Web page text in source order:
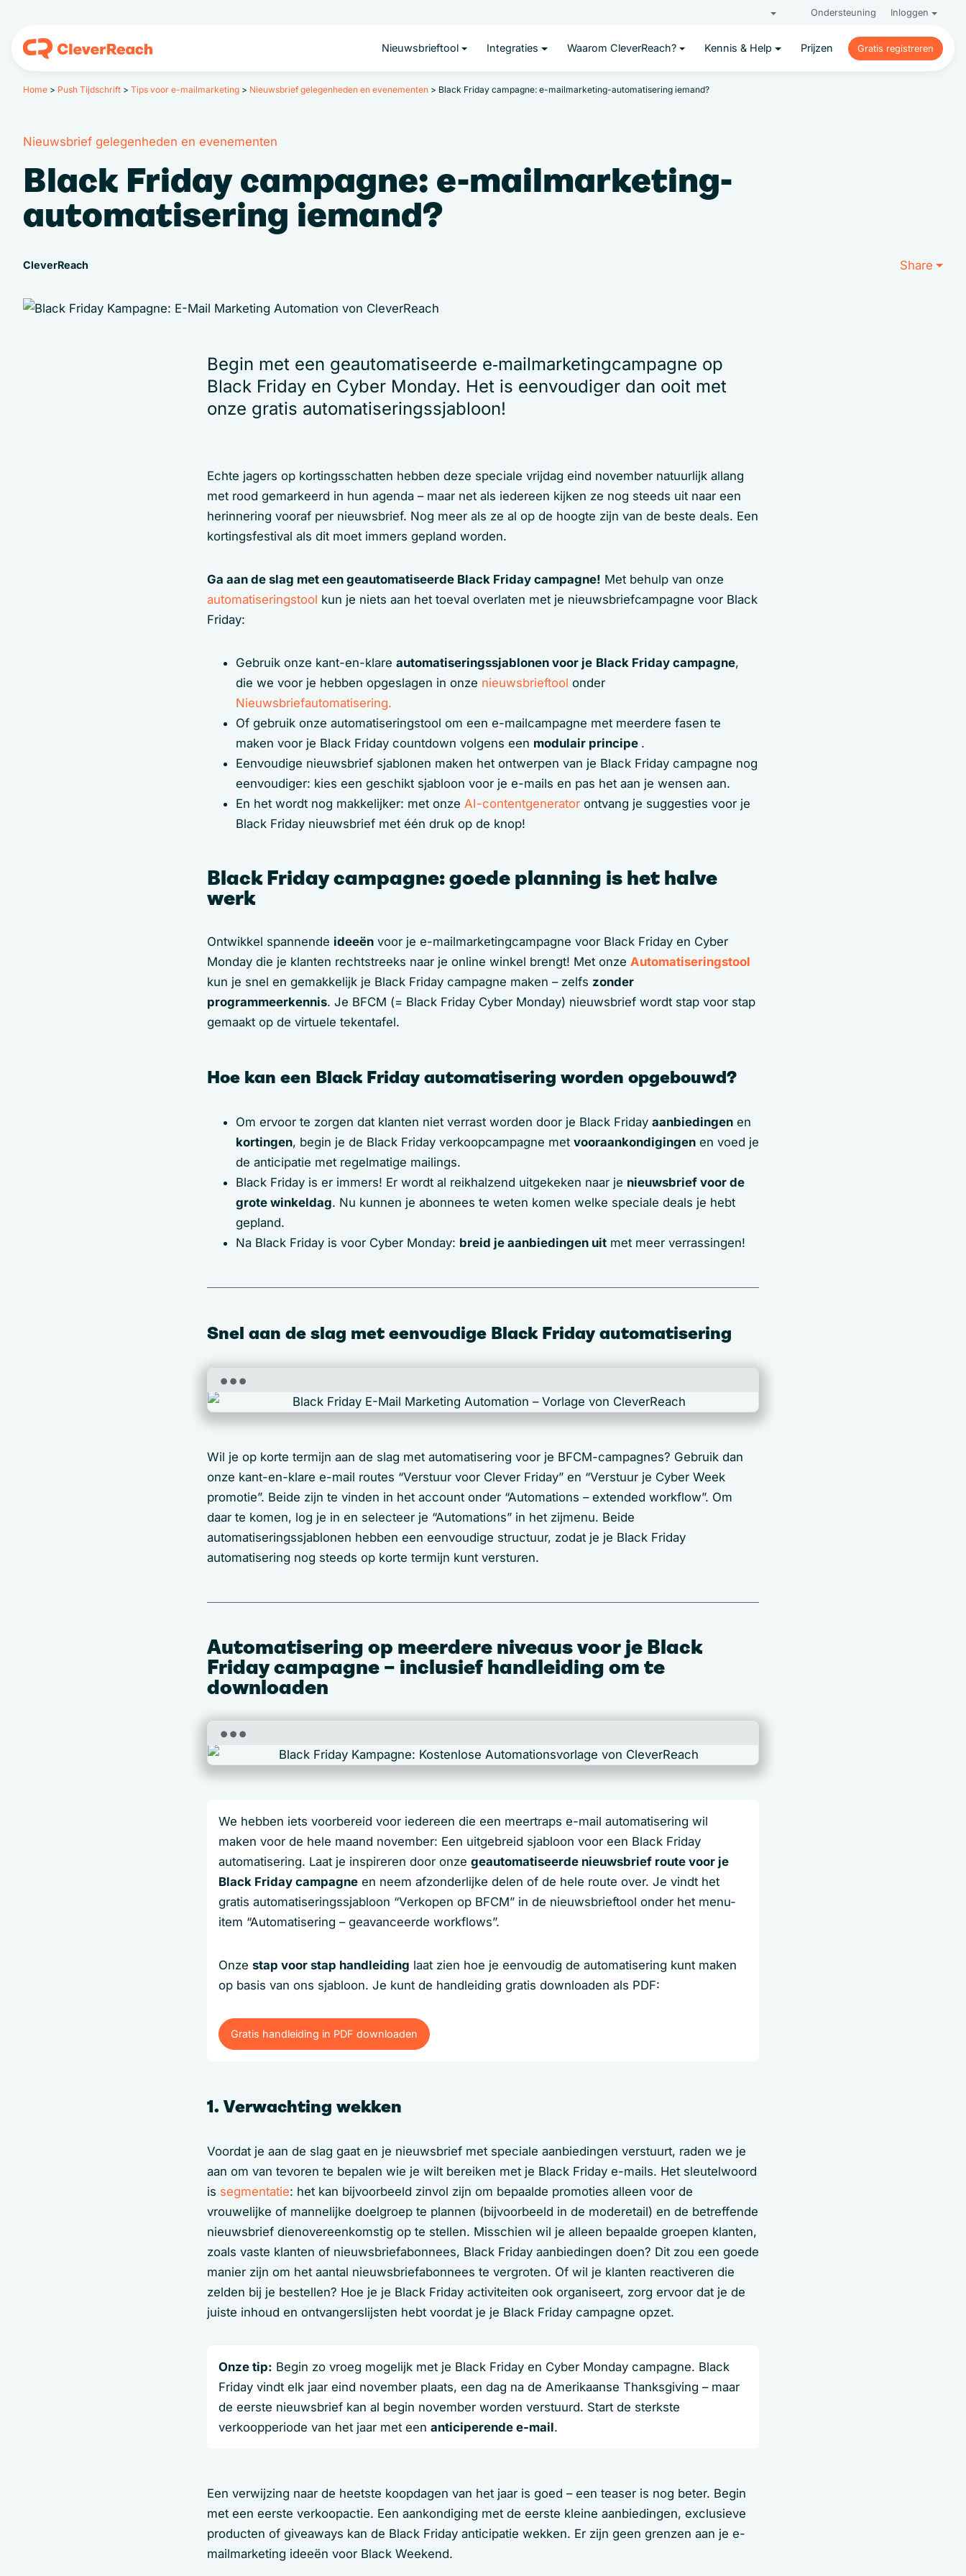
Ondersteuning Inloggen
Nieuwsbrieftool Integraties Waarom CleverReach? Kennis & Help Prijzen
Gratis registreren
Gratis registreren
Home > Push Tijdschrift > Tips voor e-mailmarketing > Nieuwsbrief gelegenheden en evenementen > Black Friday campagne: e-mailmarketing-automatisering iemand?
Nieuwsbrief gelegenheden en evenementen
Black Friday campagne: e-mailmarketing-
automatisering iemand?
CleverReach Share
Begin met een geautomatiseerde e‑mailmarketingcampagne op
Black Friday en Cyber Monday. Het is eenvoudiger dan ooit met
onze gratis automatiseringssjabloon!
Echte jagers op kortingsschatten hebben deze speciale vrijdag eind november natuurlijk allang
met rood gemarkeerd in hun agenda – maar net als iedereen kijken ze nog steeds uit naar een
herinnering vooraf per nieuwsbrief. Nog meer als ze al op de hoogte zijn van de beste deals. Een
kortingsfestival als dit moet immers gepland worden.
Ga aan de slag met een geautomatiseerde Black Friday campagne! Met behulp van onze
automatiseringstool kun je niets aan het toeval overlaten met je nieuwsbriefcampagne voor Black
Friday:
Gebruik onze kant-en-klare automatiseringssjablonen voor je Black Friday campagne,
die we voor je hebben opgeslagen in onze nieuwsbrieftool onder
Nieuwsbriefautomatisering.
Of gebruik onze automatiseringstool om een e-mailcampagne met meerdere fasen te
maken voor je Black Friday countdown volgens een modulair principe .
Eenvoudige nieuwsbrief sjablonen maken het ontwerpen van je Black Friday campagne nog
eenvoudiger: kies een geschikt sjabloon voor je e-mails en pas het aan je wensen aan.
En het wordt nog makkelijker: met onze AI-contentgenerator ontvang je suggesties voor je
Black Friday nieuwsbrief met één druk op de knop!
Black Friday campagne: goede planning is het halve
werk
Ontwikkel spannende ideeën voor je e-mailmarketingcampagne voor Black Friday en Cyber
Monday die je klanten rechtstreeks naar je online winkel brengt! Met onze Automatiseringstool
kun je snel en gemakkelijk je Black Friday campagne maken – zelfs zonder
programmeerkennis. Je BFCM (= Black Friday Cyber Monday) nieuwsbrief wordt stap voor stap
gemaakt op de virtuele tekentafel.
Hoe kan een Black Friday automatisering worden opgebouwd?
Om ervoor te zorgen dat klanten niet verrast worden door je Black Friday aanbiedingen en
kortingen, begin je de Black Friday verkoopcampagne met vooraankondigingen en voed je
de anticipatie met regelmatige mailings.
Black Friday is er immers! Er wordt al reikhalzend uitgekeken naar je nieuwsbrief voor de
grote winkeldag. Nu kunnen je abonnees te weten komen welke speciale deals je hebt
gepland.
Na Black Friday is voor Cyber Monday: breid je aanbiedingen uit met meer verrassingen!
Snel aan de slag met eenvoudige Black Friday automatisering
Wil je op korte termijn aan de slag met automatisering voor je BFCM-campagnes? Gebruik dan
onze kant-en-klare e-mail routes “Verstuur voor Clever Friday” en “Verstuur je Cyber Week
promotie”. Beide zijn te vinden in het account onder “Automations – extended workflow”. Om
daar te komen, log je in en selecteer je “Automations” in het zijmenu. Beide
automatiseringssjablonen hebben een eenvoudige structuur, zodat je je Black Friday
automatisering nog steeds op korte termijn kunt versturen.
Automatisering op meerdere niveaus voor je Black
Friday campagne – inclusief handleiding om te
downloaden
We hebben iets voorbereid voor iedereen die een meertraps e-mail automatisering wil
maken voor de hele maand november: Een uitgebreid sjabloon voor een Black Friday
automatisering. Laat je inspireren door onze geautomatiseerde nieuwsbrief route voor je
Black Friday campagne en neem afzonderlijke delen of de hele route over. Je vindt het
gratis automatiseringssjabloon “Verkopen op BFCM” in de nieuwsbrieftool onder het menu-
item “Automatisering – geavanceerde workflows”.
Onze stap voor stap handleiding laat zien hoe je eenvoudig de automatisering kunt maken
op basis van ons sjabloon. Je kunt de handleiding gratis downloaden als PDF:
Gratis handleiding in PDF downloaden
Gratis handleiding in PDF downloaden
1. Verwachting wekken
Voordat je aan de slag gaat en je nieuwsbrief met speciale aanbiedingen verstuurt, raden we je
aan om van tevoren te bepalen wie je wilt bereiken met je Black Friday e-mails. Het sleutelwoord
is segmentatie: het kan bijvoorbeeld zinvol zijn om bepaalde promoties alleen voor de
vrouwelijke of mannelijke doelgroep te plannen (bijvoorbeeld in de moderetail) en de betreffende
nieuwsbrief dienovereenkomstig op te stellen. Misschien wil je alleen bepaalde groepen klanten,
zoals vaste klanten of nieuwsbriefabonnees, Black Friday aanbiedingen doen? Dit zou een goede
manier zijn om het aantal nieuwsbriefabonnees te vergroten. Of wil je klanten reactiveren die
zelden bij je bestellen? Hoe je je Black Friday activiteiten ook organiseert, zorg ervoor dat je de
juiste inhoud en ontvangerslijsten hebt voordat je je Black Friday campagne opzet.
Onze tip: Begin zo vroeg mogelijk met je Black Friday en Cyber Monday campagne. Black
Friday vindt elk jaar eind november plaats, een dag na de Amerikaanse Thanksgiving – maar
de eerste nieuwsbrief kan al begin november worden verstuurd. Start de sterkste
verkoopperiode van het jaar met een anticiperende e-mail.
Een verwijzing naar de heetste koopdagen van het jaar is goed – een teaser is nog beter. Begin
met een eerste verkoopactie. Een aankondiging met de eerste kleine aanbiedingen, exclusieve
producten of giveaways kan de Black Friday anticipatie wekken. Er zijn geen grenzen aan je e-
mailmarketing ideeën voor Black Weekend.